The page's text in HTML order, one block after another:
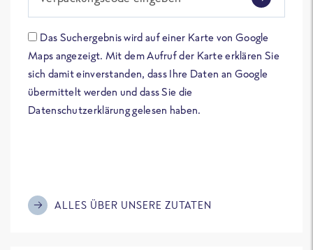
Das Suchergebnis wird auf einer Karte von Google
Maps angezeigt. Mit dem Aufruf der Karte erklären Sie
sich damit einverstanden, dass Ihre Daten an Google
übermittelt werden und dass Sie die
Datenschutzerklärung gelesen haben.
ALLES ÜBER UNSERE ZUTATEN